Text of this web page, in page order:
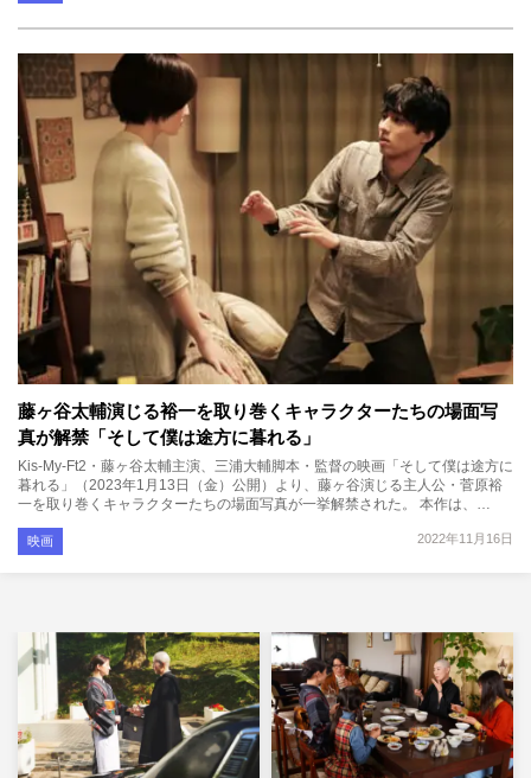
藤ヶ谷太輔演じる裕一を取り巻くキャラクターたちの場面写
真が解禁「そして僕は途方に暮れる」
Kis-My-Ft2・藤ヶ谷太輔主演、三浦大輔脚本・監督の映画「そして僕は途方に
暮れる」（2023年1月13日（金）公開）より、藤ヶ谷演じる主人公・菅原裕
一を取り巻くキャラクターたちの場面写真が一挙解禁された。 本作は、…
2022年11月16日
映画